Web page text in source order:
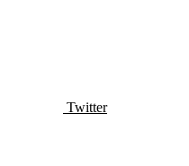
Twitter